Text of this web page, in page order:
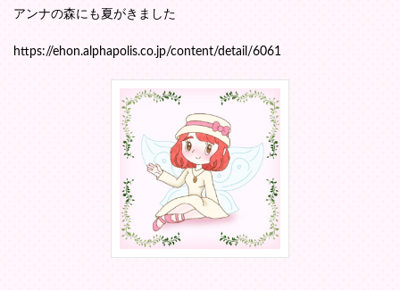
アンナの森にも夏がきました
https://ehon.alphapolis.co.jp/content/detail/6061